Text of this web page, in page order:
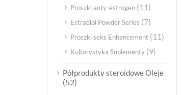
Proszki anty-estrogen (11)
Estradiol Powder Series (7)
Proszki seks Enhancement (11)
Kulturystyka Suplementy (9)
Półprodukty steroidowe Oleje
(52)